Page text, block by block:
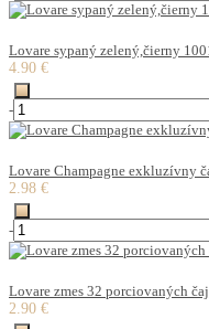
Lovare sypaný zelený,čierny
4.90 €
-
Lovare Champagne exkluzívny
2.98 €
-
Lovare zmes 32 porciovaných
2.90 €